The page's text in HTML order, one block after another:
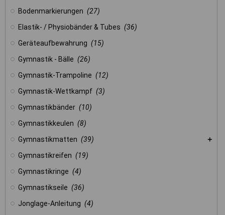
Bodenmarkierungen (27)
Elastik- / Physiobänder & Tubes (36)
Geräteaufbewahrung (15)
Gymnastik - Bälle (26)
Gymnastik-Trampoline (12)
Gymnastik-Wettkampf (3)
Gymnastikbänder (10)
Gymnastikkeulen (8)
Gymnastikmatten (39)
Gymnastikreifen (19)
Gymnastikringe (4)
Gymnastikseile (36)
Jonglage-Anleitung (4)